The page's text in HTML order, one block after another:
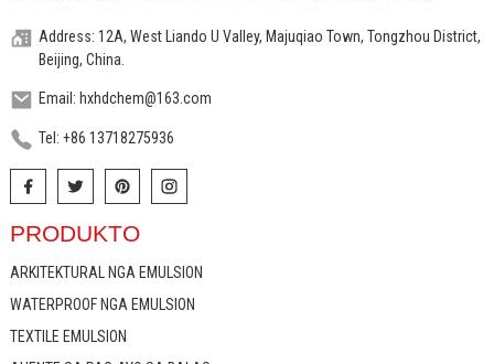
Address: 12A, West Liando U Valley, Majuqiao Town, Tongzhou District,
Beijing, China.
Email: hxhdchem@163.com
Tel: +86 13718275936
PRODUKTO
ARKITEKTURAL NGA EMULSION
WATERPROOF NGA EMULSION
TEXTILE EMULSION